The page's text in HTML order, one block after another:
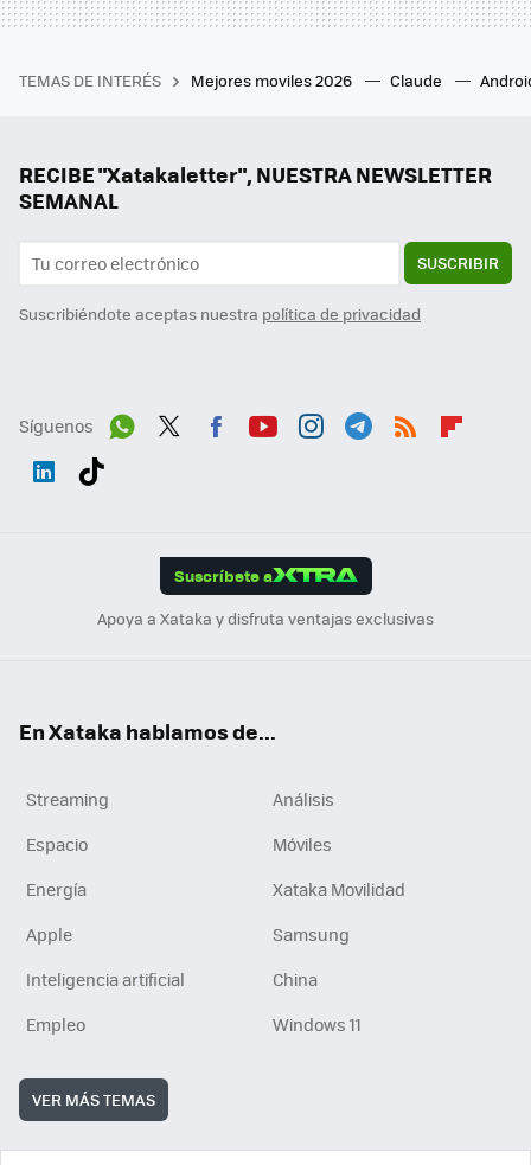
TEMAS DE INTERÉS Mejores moviles 2026 Claude
RECIBE "Xatakaletter", NUESTRA NEWSLETTER
SEMANAL
SUSCRIBIR
Suscribiéndote aceptas nuestra política de privacidad
Síguenos
Suscríbete a
Apoya a Xataka y disfruta ventajas exclusivas
En Xataka hablamos de...
Streaming
Análisis
Espacio
Móviles
Energía
Xataka Movilidad
Apple
Samsung
Inteligencia artificial
China
Empleo
Windows 11
VER MÁS TEMAS